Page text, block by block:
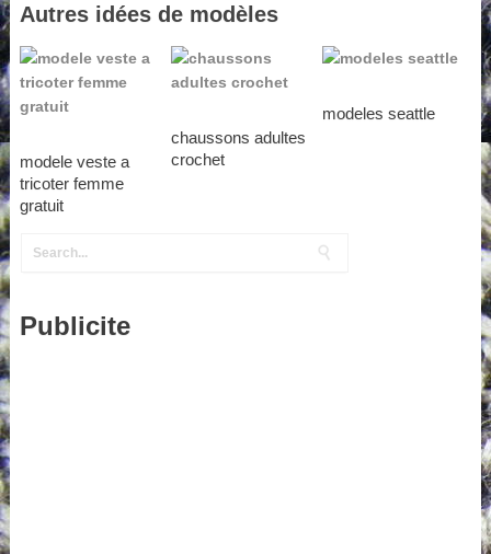
Autres idées de modèles
modele veste a
tricoter femme
gratuit
chaussons adultes
crochet
modeles seattle
Publicite